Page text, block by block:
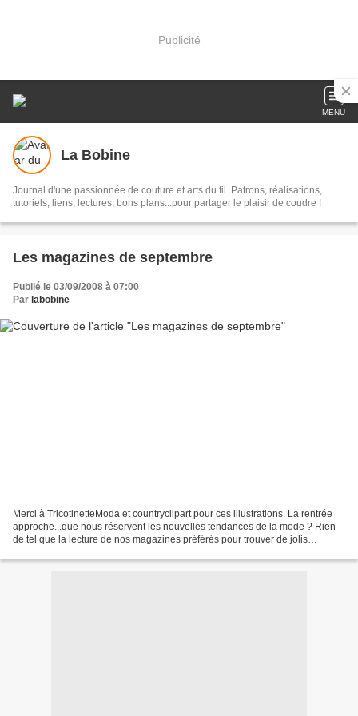
Publicité
MENU
La Bobine
Journal d'une passionnée de couture et arts du fil. Patrons, réalisations,
tutoriels, liens, lectures, bons plans...pour partager le plaisir de coudre !
Les magazines de septembre
Publié le 03/09/2008 à 07:00
Par labobine
Merci à TricotinetteModa et countryclipart pour ces illustrations. La rentrée
approche...que nous réservent les nouvelles tendances de la mode ? Rien
de tel que la lecture de nos magazines préférés pour trouver de jolis